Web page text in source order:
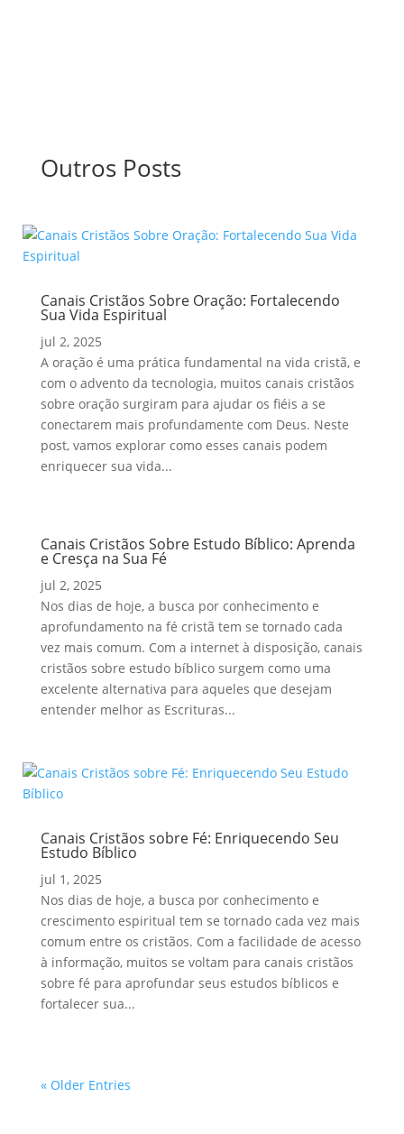
Outros Posts
Canais Cristãos Sobre Oração: Fortalecendo
Sua Vida Espiritual
jul 2, 2025
A oração é uma prática fundamental na vida cristã, e
com o advento da tecnologia, muitos canais cristãos
sobre oração surgiram para ajudar os fiéis a se
conectarem mais profundamente com Deus. Neste
post, vamos explorar como esses canais podem
enriquecer sua vida...
Canais Cristãos Sobre Estudo Bíblico: Aprenda
e Cresça na Sua Fé
jul 2, 2025
Nos dias de hoje, a busca por conhecimento e
aprofundamento na fé cristã tem se tornado cada
vez mais comum. Com a internet à disposição, canais
cristãos sobre estudo bíblico surgem como uma
excelente alternativa para aqueles que desejam
entender melhor as Escrituras...
Canais Cristãos sobre Fé: Enriquecendo Seu
Estudo Bíblico
jul 1, 2025
Nos dias de hoje, a busca por conhecimento e
crescimento espiritual tem se tornado cada vez mais
comum entre os cristãos. Com a facilidade de acesso
à informação, muitos se voltam para canais cristãos
sobre fé para aprofundar seus estudos bíblicos e
fortalecer sua...
« Older Entries